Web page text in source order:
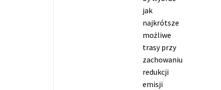
jak
najkrótsze
możliwe
trasy przy
zachowaniu
redukcji
emisji